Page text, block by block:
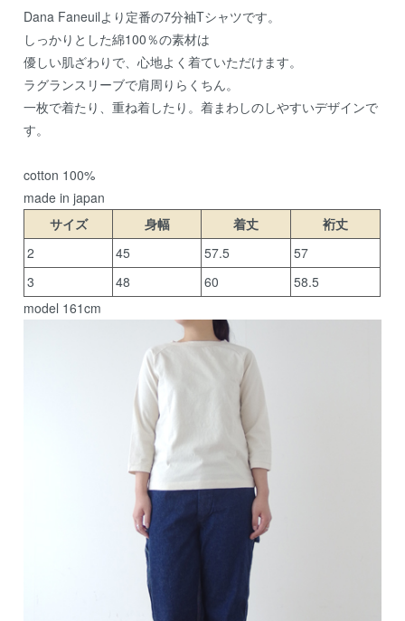
Dana Faneuilより定番の7分袖Tシャツです。
しっかりとした綿100％の素材は
優しい肌ざわりで、心地よく着ていただけます。
ラグランスリーブで肩周りらくちん。
一枚で着たり、重ね着したり。着まわしのしやすいデザインで
す。
cotton 100%
made in japan
サイズ
身幅 着丈
裄丈
2
45 57.5
57
3
48 60
58.5
model 161cm